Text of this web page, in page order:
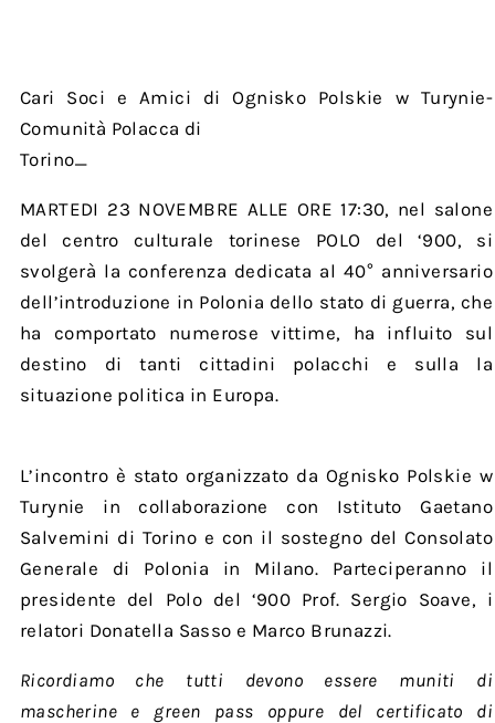
Cari Soci e Amici di Ognisko Polskie w Turynie-
Comunità Polacca di
Torino_
MARTEDI 23 NOVEMBRE ALLE ORE 17:30, nel salone
del centro culturale torinese POLO del ‘900, si
svolgerà la conferenza dedicata al 40° anniversario
dell’introduzione in Polonia dello stato di guerra, che
ha comportato numerose vittime, ha influito sul
destino di tanti cittadini polacchi e sulla la
situazione politica in Europa.
L’incontro è stato organizzato da Ognisko Polskie w
Turynie in collaborazione con Istituto Gaetano
Salvemini di Torino e con il sostegno del Consolato
Generale di Polonia in Milano. Parteciperanno il
presidente del Polo del ‘900 Prof. Sergio Soave, i
relatori Donatella Sasso e Marco Brunazzi.
Ricordiamo che tutti devono essere muniti di
mascherine e green pass oppure del certificato di